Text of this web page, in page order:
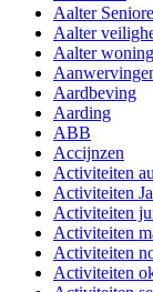
Aalter
Aalter
Aalter
Aardbeving
Aarding
ABB
Accijnzen
Activiteiten
Activiteiten
Activiteiten
Activiteiten
Activiteiten
Activiteiten